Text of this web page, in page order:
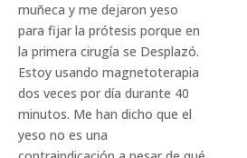
muñeca y me dejaron yeso
para fijar la prótesis porque en
la primera cirugía se Desplazó.
Estoy usando magnetoterapia
dos veces por día durante 40
minutos. Me han dicho que el
yeso no es una